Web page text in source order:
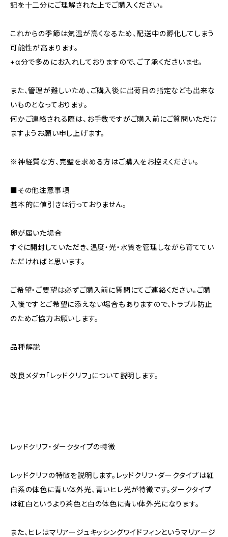
記を十二分にご理解された上でご購入ください。
これからの季節は気温が高くなるため、配送中の孵化してしまう
可能性が高まります。
+α分で多めにお入れしておりますので、ご了承くださいませ。
また、管理が難しいため、ご購入後に出荷日の指定なども出来な
いものとなっております。
何かご連絡される際は、お手数ですがご購入前にご質問いただけ
ますようお願い申し上げます。
※神経質な方、完璧を求める方はご購入をお控えください。
■その他注意事項
基本的に値引きは行っておりません。
卵が届いた場合
すぐに開封していただき、温度・光・水質を管理しながら育ててい
ただければと思います。
ご希望・ご要望は必ずご購入前に質問にてご連絡ください。ご購
入後ですとご希望に添えない場合もありますので、トラブル防止
のためご協力お願いします。
品種解説
改良メダカ「レッドクリフ」について説明します。
レッドクリフ・ダークタイプの特徴
レッドクリフの特徴を説明します。レッドクリフ・ダークタイプは紅
白系の体色に青い体外光、青いヒレ光が特徴です。ダークタイプ
は紅白というより茶色と白の体色に青い体外光になります。
また、ヒレはマリアージュキッシングワイドフィンというマリアージ